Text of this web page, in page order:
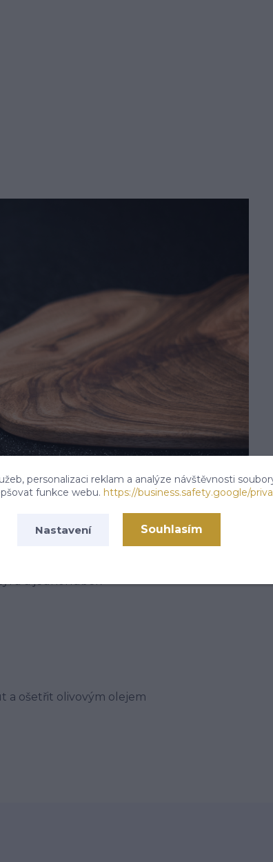
a jednohubek
a ošetřit olivovým olejem
personalizaci reklam a analýze návštěvnosti
funkce webu. https://business.safety.google/
Nastavení Souhlasím